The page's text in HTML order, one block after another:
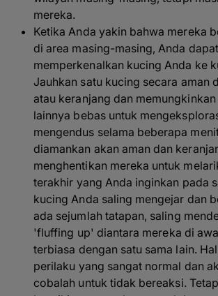
mereka.
Ketika Anda yakin bahwa mereka
di area masing-masing, Anda
memperkenalkan kucing Anda ke
Jauhkan satu kucing secara aman
atau keranjang dan
lainnya bebas untuk
mengendus selama beberapa
diamankan akan aman dan
menghentikan mereka untuk
terakhir yang Anda inginkan pada
kucing Anda saling mengejar dan
ada sejumlah tatapan, saling
'fluffing up' diantara mereka di
terbiasa dengan satu sama lain.
perilaku yang sangat normal dan
cobalah untuk tidak bereaksi.